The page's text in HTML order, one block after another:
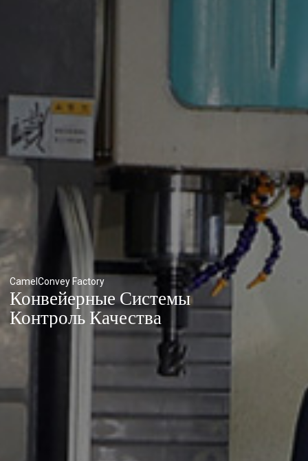
CamelConvey Factory
Конвейерные Системы
Контроль Качества